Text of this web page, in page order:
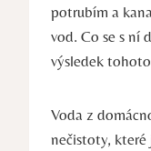
potrubím a
vod. Co se s ní
výsledek
Voda z
nečistoty,